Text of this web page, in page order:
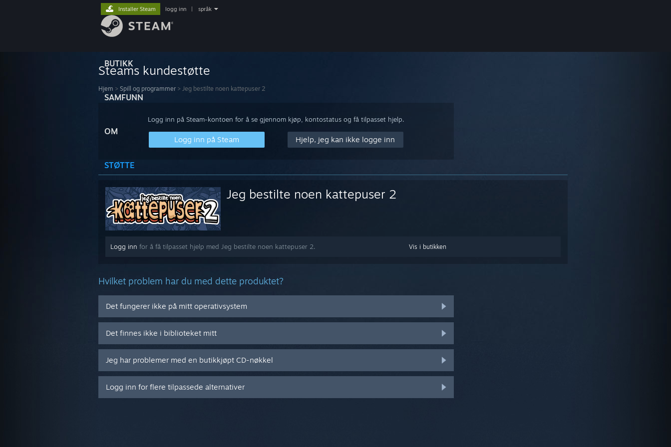
BUTIKK
SAMFUNN
OM
STØTTE
Installer Steam logg inn språk
Steams kundestøtte
Hjem > Spill og programmer > Jeg bestilte noen kattepuser 2
Logg inn på Steam-kontoen for å se gjennom kjøp, kontostatus og få tilpasset hjelp.
Logg inn på Steam Hjelp, jeg kan ikke logge inn
Jeg bestilte noen kattepuser 2
Vis i butikken
Logg inn for å få tilpasset hjelp med Jeg bestilte noen kattepuser 2.
Hvilket problem har du med dette produktet?
Det fungerer ikke på mitt operativsystem
Det finnes ikke i biblioteket mitt
Jeg har problemer med en butikkjøpt CD-nøkkel
Logg inn for flere tilpassede alternativer